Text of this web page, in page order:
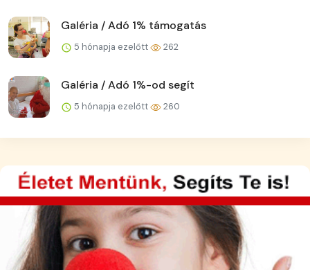
Galéria / Adó 1% támogatás
5 hónapja ezelőtt 262
Galéria / Adó 1%-od segít
5 hónapja ezelőtt 260